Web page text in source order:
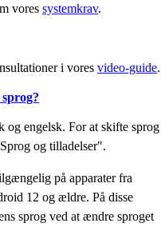
vores systemkrav.
i vores video-guide.
og engelsk. For at skifte sprog
og tilladelser".
på apparater fra
12 og ældre. På disse
sprog ved at ændre sproget